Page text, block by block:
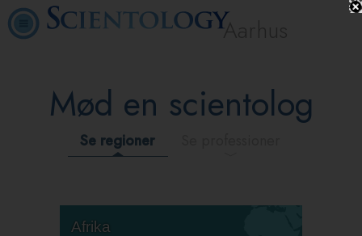
Aarhus
Mød en scientolog
Se regioner
Afrika